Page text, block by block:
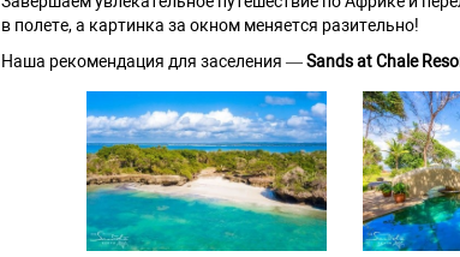
в полете, а картинка за окном меняется разительно!
Наша рекомендация для заселения —Sands at Chale